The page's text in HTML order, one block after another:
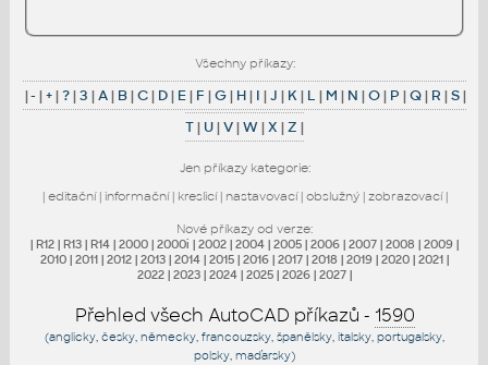
Všechny příkazy:
|- |+|?|3 |A| B|C| D| E| F |G| H| I |J | K| L | M | N |O| P |Q| R |S|
T| U|V|W|X |Z |
Jen příkazy kategorie:
| editační| informační| kreslicí| nastavovací| obslužný| zobrazovací|
Nové příkazy od verze:
| R12 | R13 | R14 | 2000 | 2000i | 2002 | 2004 | 2005 | 2006 | 2007 | 2008 | 2009 |
2010 | 2011 | 2012 | 2013 | 2014 | 2015 | 2016 | 2017 | 2018 | 2019 | 2020 | 2021 |
2022 | 2023 | 2024 | 2025 | 2026 | 2027 |
Přehled všech AutoCAD příkazů - 1590
(anglicky, česky, německy, francouzsky, španělsky, italsky, portugalsky,
polsky, maďarsky)